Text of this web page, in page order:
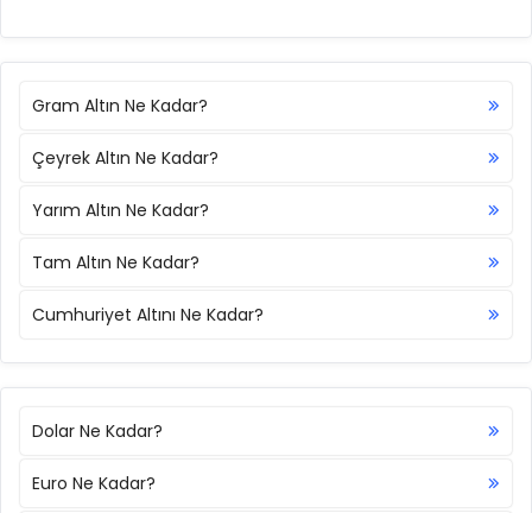
Gram Altın Ne Kadar?
Çeyrek Altın Ne Kadar?
Yarım Altın Ne Kadar?
Tam Altın Ne Kadar?
Cumhuriyet Altını Ne Kadar?
Dolar Ne Kadar?
Euro Ne Kadar?